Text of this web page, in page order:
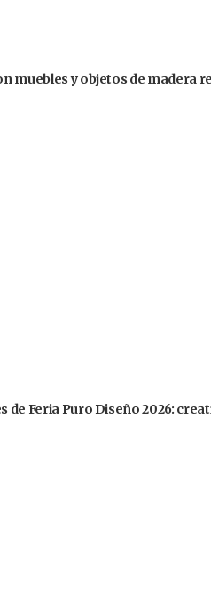
muebles y objetos de madera
de Feria Puro Diseño 2026: